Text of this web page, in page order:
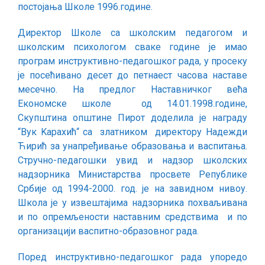
постојања Школе 1996.године.
Директор Школе са школским педагогом и
школским психологом сваке године је имао
програм инструктивно-педагошког рада, у просеку
је посећивано десет до петнаест часова наставе
месечно. На предлог Наставничког већа
Економске школе од 14.01.1998.године,
Скупштина општине Пирот доделила је награду
“Вук Kараxић“ са златником директору Надежди
Ћирић за унапређивање образовања и васпитања.
Стручно-педагошки увид и надзор школских
надзорника Министарства просвете Републике
Србије од 1994-2000. год. је на завидном нивоу.
Школа је у извештајима надзорника похваљивана
и по опремљености наставним средствима и по
организацији васпитно-образовног рада.
Поред инструктивно-педагошког рада упоредо